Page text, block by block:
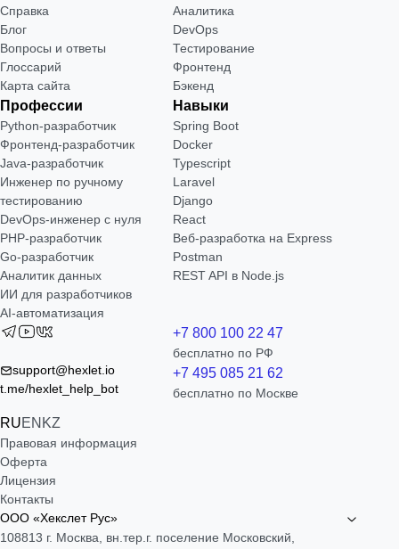
Справка
Блог
Вопросы и ответы
Глоссарий
Карта сайта
Аналитика
DevOps
Тестирование
Фронтенд
Бэкенд
Профессии
Python-разработчик
Фронтенд-разработчик
Java-разработчик
Инженер по ручному
тестированию
DevOps-инженер с нуля
РНР-разработчик
Go-разработчик
Аналитик данных
ИИ для разработчиков
AI-автоматизация
Навыки
Spring Boot
Docker
Typescript
Laravel
Django
React
Веб-разработка на Express
Postman
REST API в Node.js
support@hexlet.io
t.me/hexlet_help_bot
RUEN KZ
+7 800 100 22 47
бесплатно по РФ
+7 495 085 21 62
бесплатно по Москве
Правовая информация
Оферта
Лицензия
Контакты
ООО «Хекслет Рус»
108813 г. Москва, вн.тер.г. поселение Московский,